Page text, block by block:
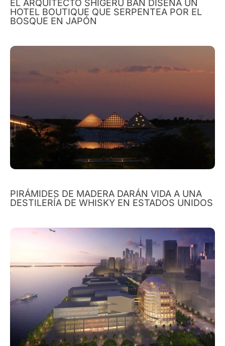
EL ARQUITECTO SHIGERU BAN DISEÑA UN
HOTEL BOUTIQUE QUE SERPENTEA POR EL
BOSQUE EN JAPÓN
PIRÁMIDES DE MADERA DARÁN VIDA A UNA
DESTILERÍA DE WHISKY EN ESTADOS UNIDOS